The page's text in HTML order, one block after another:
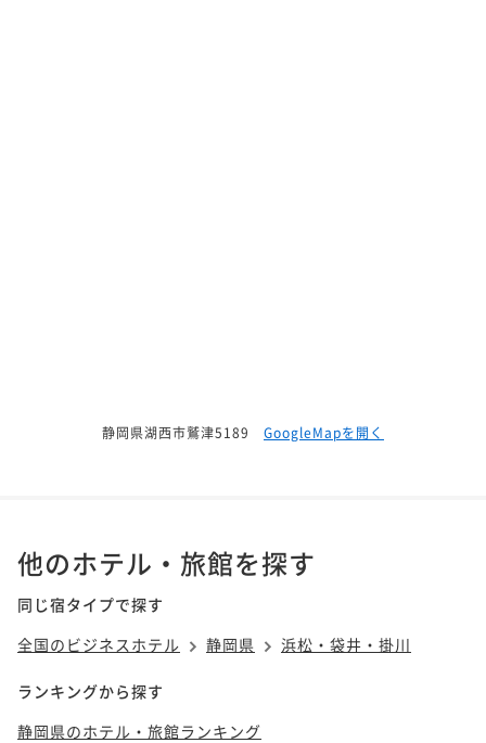
静岡県湖西市鷲津5189 GoogleMapを開く
他のホテル・旅館を探す
同じ宿タイプで探す
全国のビジネスホテル
静岡県 浜松・袋井・掛川
ランキングから探す
静岡県のホテル・旅館ランキング